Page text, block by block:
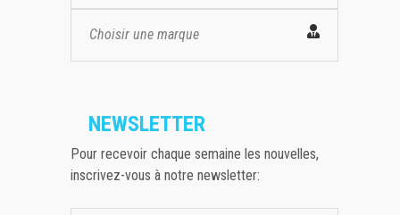
Choisir une marque
NEWSLETTER
Pour recevoir chaque semaine les nouvelles,
inscrivez-vous à notre newsletter: